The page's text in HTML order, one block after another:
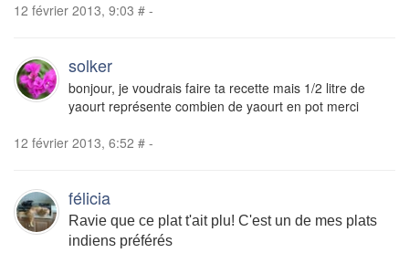
12 février 2013, 9:03 # -
solker
bonjour, je voudrais faire ta recette mais 1/2 litre de
yaourt représente combien de yaourt en pot merci
12 février 2013, 6:52 # -
félicia
Ravie que ce plat t'ait plu! C'est un de mes plats
indiens préférés